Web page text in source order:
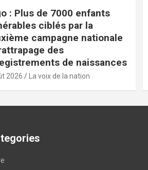
: Plus de 7000 enfants
ciblés par la
campagne nationale
des
de naissances
2026 La voix de la nation